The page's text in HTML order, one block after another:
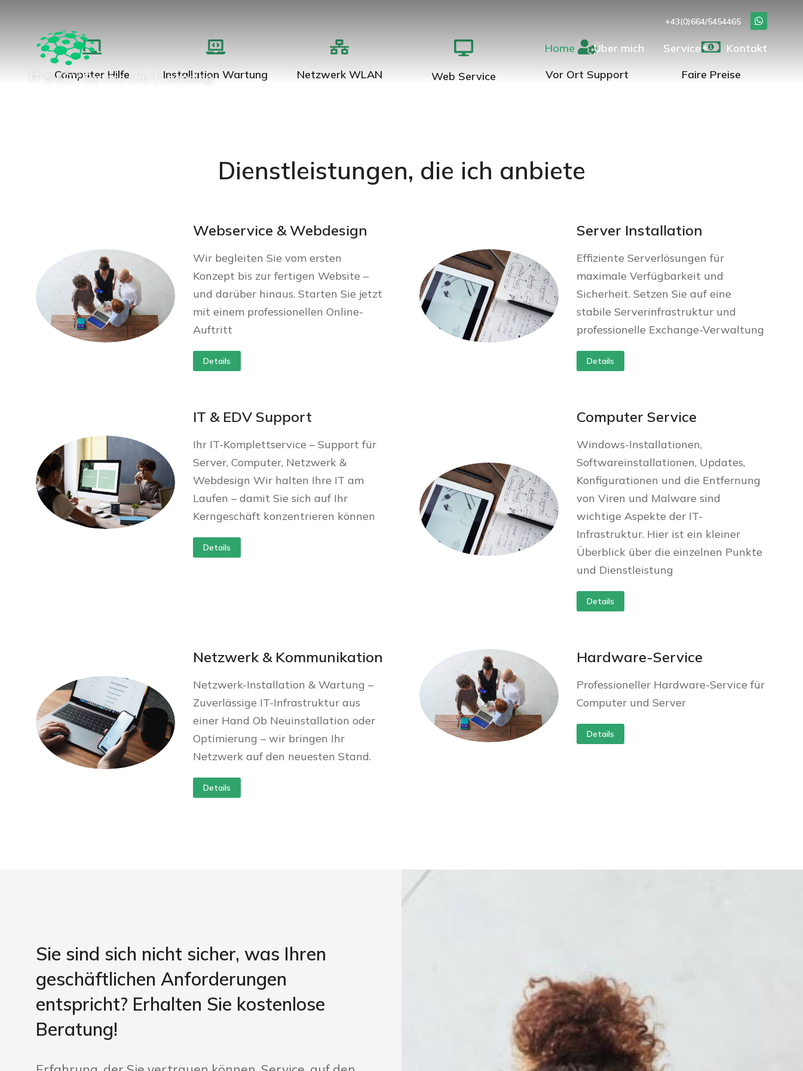
+43(0)664/5454465
Home Über mich Service Kontakt
IT & EDV Service Linz | Leonding
Computer Hilfe Installation Wartung Netzwerk WLAN Web Service Vor Ort Support Faire Preise
Dienstleistungen, die ich anbiete
Webservice & Webdesign
Wir begleiten Sie vom ersten
Konzept bis zur fertigen Website –
und darüber hinaus. Starten Sie jetzt
mit einem professionellen Online-
Auftritt
Details
Server Installation
Effiziente Serverlösungen für
maximale Verfügbarkeit und
Sicherheit. Setzen Sie auf eine
stabile Serverinfrastruktur und
professionelle Exchange-Verwaltung
Details
IT & EDV Support
Ihr IT-Komplettservice – Support für
Server, Computer, Netzwerk &
Webdesign Wir halten Ihre IT am
Laufen – damit Sie sich auf Ihr
Kerngeschäft konzentrieren können
Details
Computer Service
Windows-Installationen,
Softwareinstallationen, Updates,
Konfigurationen und die Entfernung
von Viren und Malware sind
wichtige Aspekte der IT-
Infrastruktur. Hier ist ein kleiner
Überblick über die einzelnen Punkte
und Dienstleistung
Details
Netzwerk & Kommunikation
Netzwerk-Installation & Wartung –
Zuverlässige IT-Infrastruktur aus
einer Hand Ob Neuinstallation oder
Optimierung – wir bringen Ihr
Netzwerk auf den neuesten Stand.
Details
Hardware-Service
Professioneller Hardware-Service für
Computer und Server
Details
Sie sind sich nicht sicher, was Ihren
geschäftlichen Anforderungen
entspricht? Erhalten Sie kostenlose
Beratung!